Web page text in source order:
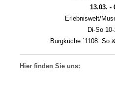
13.03. -
Erlebniswelt/
Di-So
Burgküche ´1108: So
Hier finden Sie uns: